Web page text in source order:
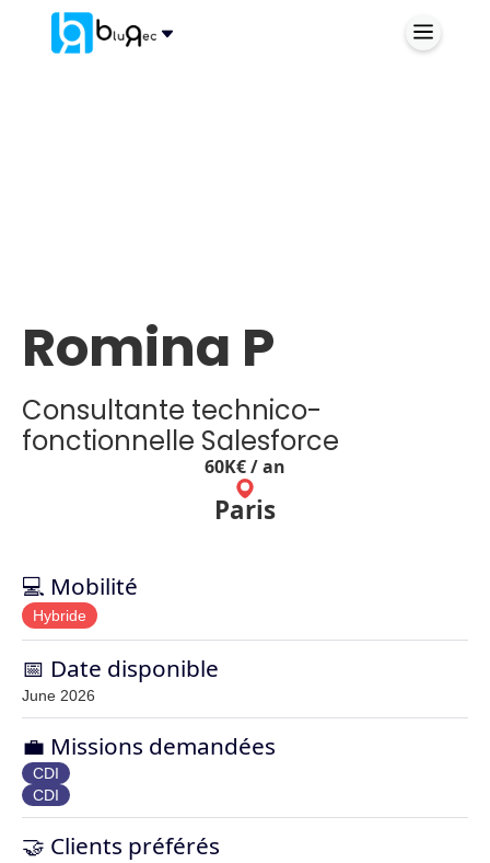
Romina P
Consultante technico-
fonctionnelle Salesforce
60K€ / an
Paris
💻 Mobilité
Hybride
📅 Date disponible
June 2026
💼 Missions demandées
CDI
CDI
🤝 Clients préférés